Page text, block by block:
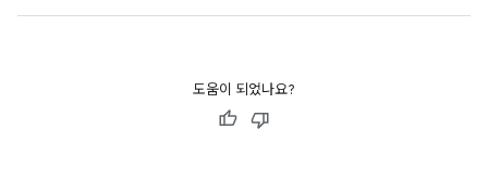
도움이 되었나요?